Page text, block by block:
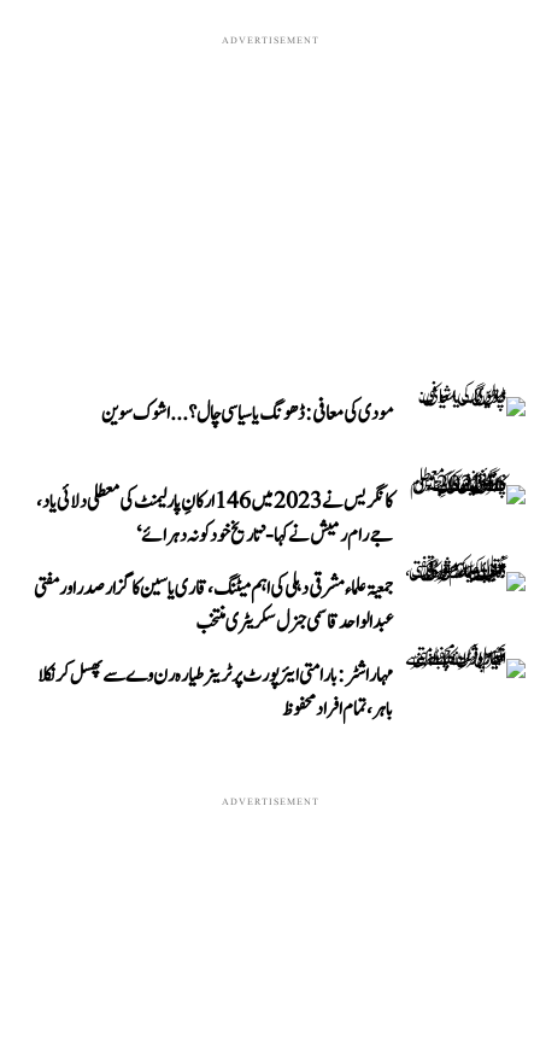
ADVERTISEMENT
مودی کی معافی: ڈھونگ یا سیاسی چال؟...اشوک سوین
کانگریس نے 2023 میں 146 ارکانِ پارلیمنٹ کی معطلی دلائی یاد،
جے رام رمیش نے کہا- ’تاریخ خود کو نہ دہرائے‘
جمعیۃ علماء مشرقی دہلی کی اہم میٹنگ، قاری یاسین کا گزار صدر اور مفتی
عبد الواحد قاسمی جنرل سکریٹری منتخب
مہاراشٹر: بارامتی ایئرپورٹ پر ٹرینر طیارہ رن وے سے پھسل کر نکلا
باہر، تمام افراد محفوظ
ADVERTISEMENT